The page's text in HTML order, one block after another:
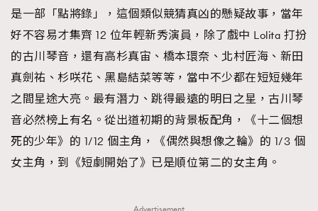
是一部「點將錄」，這個類似競猜真凶的懸疑故事，當年
好不容易才集齊 12 位年輕新秀演員，除了戲中 Lolita 打扮
的古川琴音，還有高杉真宙、橋本環奈、北村匠海、新田
真劍祐、杉咲花、黑島結菜等等，當中不少都在短短幾年
之間星途大亮。最有潛力、跳得最遠的明日之星，古川琴
音必然榜上有名。從出道初期的背景板配角，《十二個想
死的少年》的 1/12 個主角，《偶然與想像之輪》的 1/3 個
女主角，到《短劇開始了》已是順位第二的女主角。